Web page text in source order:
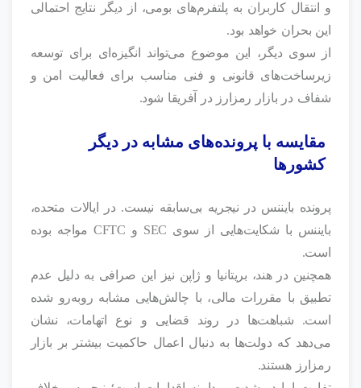
و انتقال کاربران به پلتفرم‌های بومی، از دیگر نتایج احتمالی
این بحران خواهد بود.
از سوی دیگر، این موضوع می‌تواند انگیزه‌ای برای توسعه
زیرساخت‌های قانونی و فنی مناسب برای فعالیت امن و
شفاف در بازار رمزارز در آفریقا شود.
مقایسه با پرونده‌های مشابه در دیگر
کشورها
پرونده بایننس در نیجریه بی‌سابقه نیست. در ایالات متحده،
بایننس با شکایت‌هایی از سوی SEC و CFTC مواجه بوده
است.
همچنین در هند، بریتانیا و ژاپن نیز این صرافی به دلیل عدم
تطبیق با مقررات مالی، با چالش‌هایی مشابه روبه‌رو شده
است. شباهت‌ها در روند قضایی و نوع اتهامات، نشان
می‌دهد که دولت‌ها به دنبال اعمال حاکمیت بیشتر بر بازار
رمزارز هستند.